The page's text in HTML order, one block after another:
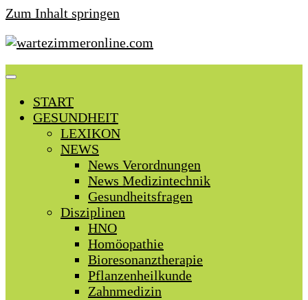
Zum Inhalt springen
START
GESUNDHEIT
LEXIKON
NEWS
News Verordnungen
News Medizintechnik
Gesundheitsfragen
Disziplinen
HNO
Homöopathie
Bioresonanztherapie
Pflanzenheilkunde
Zahnmedizin